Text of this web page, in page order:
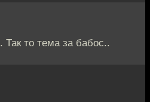
Так то тема за бабос..